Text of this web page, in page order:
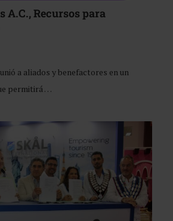
A.C., Recursos para
a aliados y benefactores en un
permitirá …